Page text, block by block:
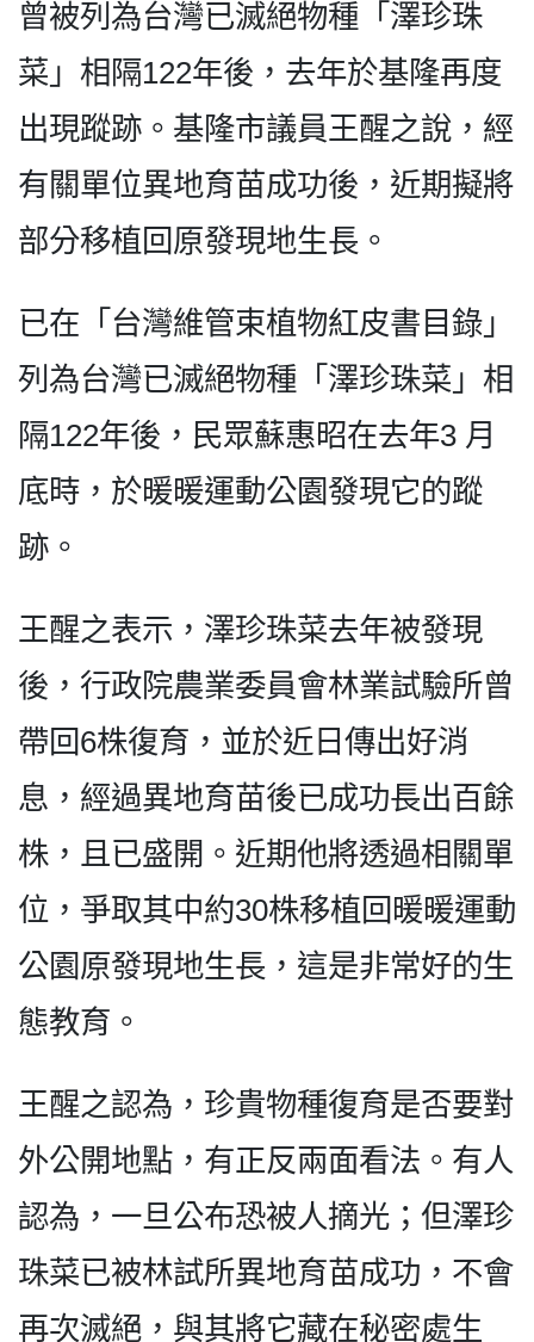
曾被列為台灣已滅絕物種「澤珍珠
菜」相隔122年後，去年於基隆再度
出現蹤跡。基隆市議員王醒之說，經
有關單位異地育苗成功後，近期擬將
部分移植回原發現地生長。
已在「台灣維管束植物紅皮書目錄」
列為台灣已滅絕物種「澤珍珠菜」相
隔122年後，民眾蘇惠昭在去年3 月
底時，於暖暖運動公園發現它的蹤
跡。
王醒之表示，澤珍珠菜去年被發現
後，行政院農業委員會林業試驗所曾
帶回6株復育，並於近日傳出好消
息，經過異地育苗後已成功長出百餘
株，且已盛開。近期他將透過相關單
位，爭取其中約30株移植回暖暖運動
公園原發現地生長，這是非常好的生
態教育。
王醒之認為，珍貴物種復育是否要對
外公開地點，有正反兩面看法。有人
認為，一旦公布恐被人摘光；但澤珍
珠菜已被林試所異地育苗成功，不會
再次滅絕，與其將它藏在秘密處生